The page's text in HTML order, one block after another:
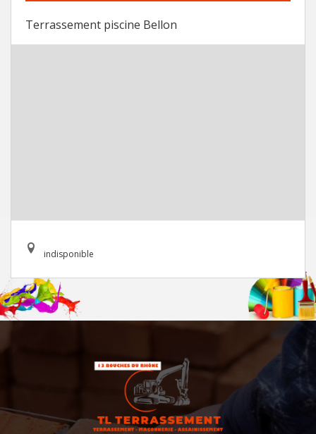
Terrassement piscine Bellon
indisponible